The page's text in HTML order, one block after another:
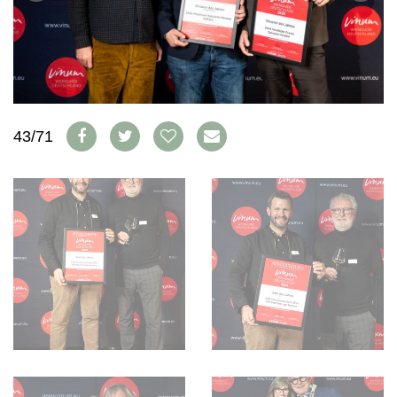
VORTEILSWELT
WEINWIRTSCHAFT
WEINSZENE
PORTRAITS
VINOPHILES
ARCHIV
ANMELDEN
AWARDS
VORTEILSWELT
ABO
WEINSUCHE
NEWSLETTER
WINE TRADE CLUB
REDAKTION
JOBS
WERBUNG
PRESSE
AGB & DATENSCHUTZ
43/71